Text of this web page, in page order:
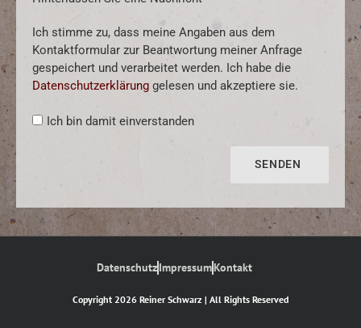
Ich stimme zu, dass meine Angaben aus dem
Kontaktformular zur Beantwortung meiner Anfrage
gespeichert und verarbeitet werden. Ich habe die
Datenschutzerklärung gelesen und akzeptiere sie.
Ich bin damit einverstanden
SENDEN
DatenschutzImpressumKontakt
Copyright 2026 Reiner Schwarz | All Rights Reserved